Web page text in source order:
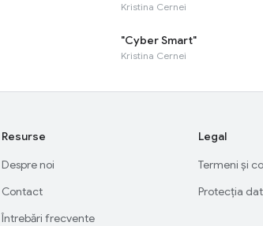
Kristina Cernei
"Cyber Smart"
Kristina Cernei
Resurse
Despre noi
Contact
Întrebări frecvente
Legal
Termeni și
Protecția